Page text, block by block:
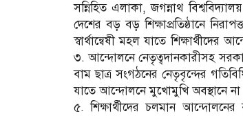
সন্নিহিত এলাকা, জগন্নাথ
দেশের বড় বড় শিক্ষাপ্রতিষ্ঠানে
স্বার্থান্বেষী মহল যাতে
৩. আন্দোলনে নেতৃত্বদানকারীসহ
বাম ছাত্র সংগঠনের নেতৃবৃন্দের
যাতে আন্দোলনে মুখোমুখি অবস্থানে না
৫. শিক্ষার্থীদের চলমান আন্দোলনের